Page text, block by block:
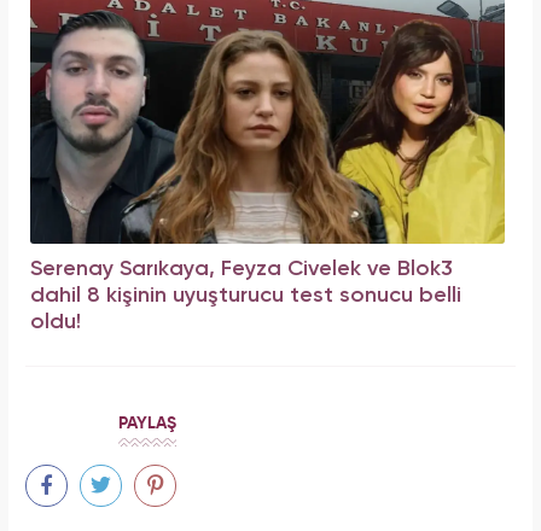
Serenay Sarıkaya, Feyza Civelek ve Blok3
dahil 8 kişinin uyuşturucu test sonucu belli
oldu!
PAYLAŞ